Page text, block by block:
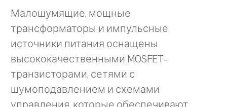
Малошумящие, мощные
трансформаторы и импульсные
источники питания оснащены
высококачественными MOSFET-
транзисторами, сетями с
шумоподавлением и схемами